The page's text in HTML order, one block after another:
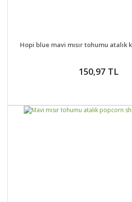
DETAYLAR
Hopi blue mavi mısır tohumu atalık
150,97 TL